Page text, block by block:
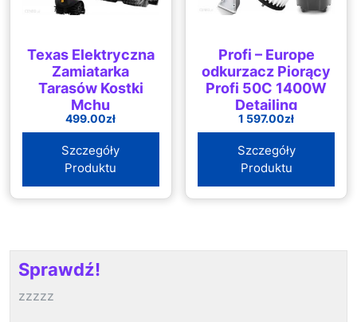
Texas Elektryczna
Zamiatarka
Tarasów Kostki
Mchu
499.00zł
Szczegóły
Produktu
Profi – Europe
odkurzacz Piorący
Profi 50C 1400W
Detailing
1 597.00zł
Szczegóły
Produktu
Sprawdź!
zzzzz